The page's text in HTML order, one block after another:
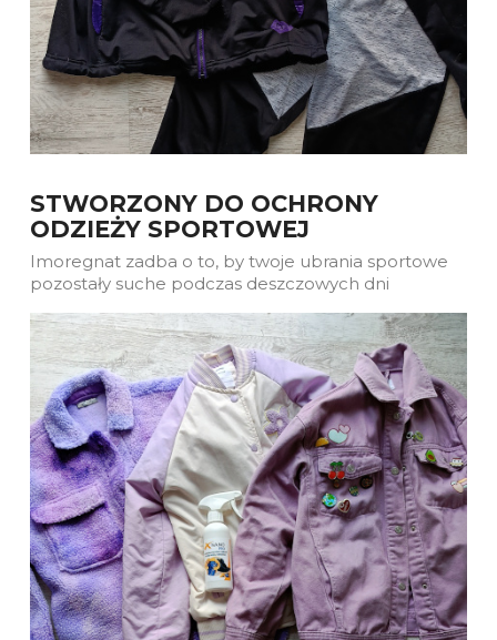
STWORZONY DO OCHRONY
ODZIEŻY SPORTOWEJ
Imoregnat zadba o to, by twoje ubrania sportowe
pozostały suche podczas deszczowych dni